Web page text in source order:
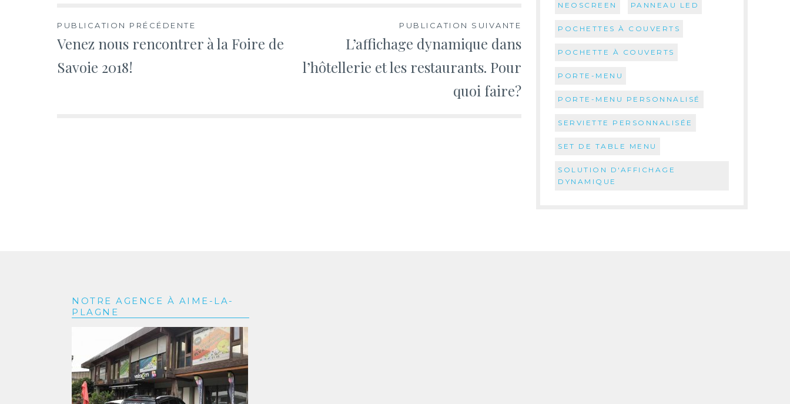
Navigation
de
PUBLICATION PRÉCÉDENTE
Venez nous rencontrer à la Foire de
Savoie 2018!
PUBLICATION SUIVANTE
L’affichage dynamique dans
l’hôtellerie et les restaurants. Pour
quoi faire?
NEOSCREEN PANNEAU LED
POCHETTES À COUVERTS
POCHETTE À COUVERTS
PORTE-MENU
PORTE-MENU PERSONNALISÉ
SERVIETTE PERSONNALISÉE
SET DE TABLE MENU
SOLUTION D'AFFICHAGE
DYNAMIQUE
NOTRE AGENCE À AIME-LA-
PLAGNE